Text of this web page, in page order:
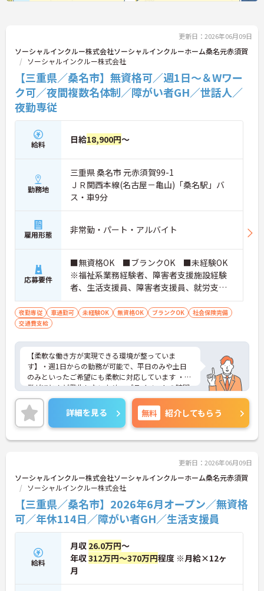
更新日：2026年06月09日
ソーシャルインクルー株式会社ソーシャルインクルーホーム桑名元赤須賀
ソーシャルインクルー株式会社
【三重県／桑名市】無資格可／週1日～＆Wワー
ク可／夜間複数名体制／障がい者GH／世話人／
夜勤専従
給料 日給18,900円～
勤務地
三重県 桑名市 元赤須賀99-1
ＪＲ関西本線(名古屋－亀山)「桑名駅」バ
ス・車9分
雇用形態 非常勤・パート・アルバイト
応募要件
■無資格OK ■ブランクOK ■未経験OK
※福祉系業務経験者、障害者支援施設経験
者、生活支援員、障害者支援員、就労支援
員、生活相談員等の経験歓迎
夜勤専従 車通勤可 未経験OK 無資格OK ブランクOK
社会保険完備
交通費支給
【柔軟な働き方が実現できる環境が整っていま
す】・週1日からの勤務が可能で、平日のみや土日
のみといったご希望にも柔軟に対応しています ・残
業がほとんど発生しないため、プライベートの時間
やWワークとの両立がしやすい環境です【現場の負
担を軽減するサポート体制が充実しています】・お
食事の準備には食材の宅配サービスを利用してお
り、献立やレシピが決まっているため安心してお仕
事に取り組んでいただけます・夜間も複数名のスタ
守りや巡回業務も心強い環境です【充実した待遇で
長期的なご就業を後押ししています】 駐車場を完備
しているためマイカーでのご通勤も可能です・超過
勤務や深夜割増などの手当は1分単位で正確に支給
しており、パートの方も年2回の昇給の機会が設け
られています
全国に約300施設ほどの障がい者グループホームを
展開し、急成長を続けている安定法人です。「住ま
いで困っている障がい者が『0』の社会を創る」と
いう理念を掲げ、ご利用者様が安心して暮らせる地
詳細を見る 無料 紹介してもらう
更新日：2026年06月09日
ソーシャルインクルー株式会社ソーシャルインクルーホーム桑名元赤須賀
ソーシャルインクルー株式会社
【三重県／桑名市】2026年6月オープン／無資格
可／年休114日／障がい者GH／生活支援員
給料
月収 26.0万円～
年収312万円～370万円程度 ※月給×12ヶ
月